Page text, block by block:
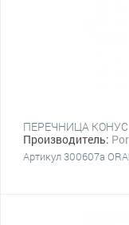
ПЕРЕЧНИЦА КОНУС
Производитель:
Артикул 300607a